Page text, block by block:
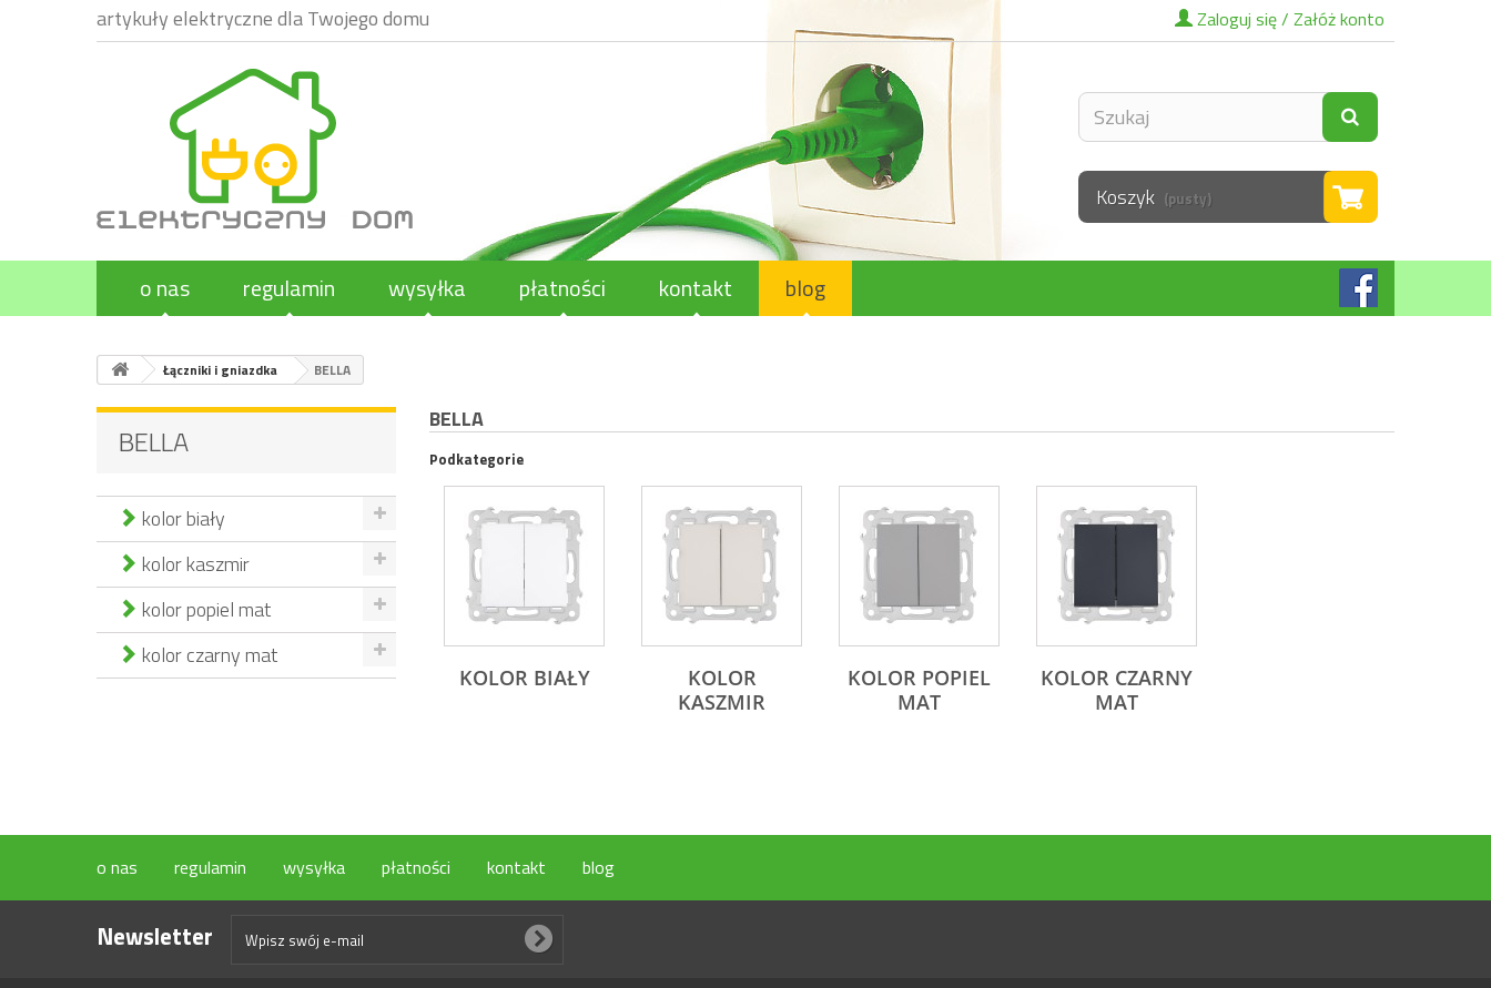
artykuły elektryczne dla Twojego domu Zaloguj się / Załóż konto
Koszyk (pusty)
o nas regulamin wysyłka płatności kontakt blog
Łączniki i gniazdka BELLA
BELLA
kolor biały
kolor kaszmir
kolor popiel mat
kolor czarny mat
BELLA
Podkategorie
KOLOR BIAŁY
KOLOR
KASZMIR
KOLOR POPIEL
MAT
KOLOR CZARNY
MAT
o nas regulamin wysyłka płatności kontakt blog
Newsletter